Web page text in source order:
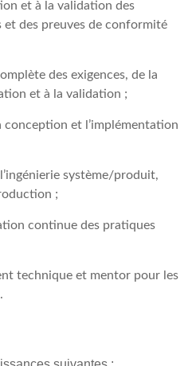
et à la validation des
des preuves de conformité
des exigences, de la
et à la validation ;
conception et l’implémentation
système/produit,
;
continue des pratiques
technique et mentor pour les